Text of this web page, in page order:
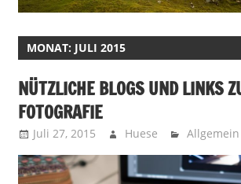
MONAT: JULI 2015
NÜTZLICHE BLOGS UND LINKS
FOTOGRAFIE
Juli 27, 2015 Huese Allgemein